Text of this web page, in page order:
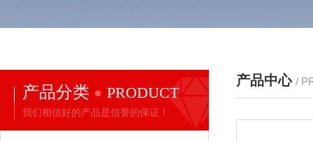
产品分类 PRODUCT
我们相信好的产品是信誉的保证！
产品中心 /